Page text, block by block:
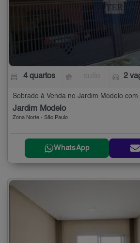
4 quartos 2
Sobrado à Venda no Jardim Modelo
Jardim Modelo
Zona Norte - São Paulo
WhatsApp